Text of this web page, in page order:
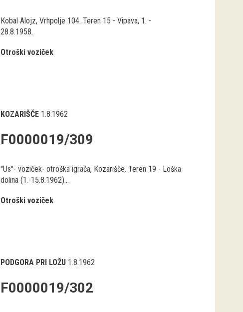
Kobal Alojz, Vrhpolje 104. Teren 15 - Vipava, 1. -
28.8.1958.
Otroški voziček
KOZARIŠČE 1.8.1962
F0000019/309
"Us"- voziček- otroška igrača, Kozarišče. Teren 19 - Loška
dolina (1.-15.8.1962)...
Otroški voziček
PODGORA PRI LOŽU 1.8.1962
F0000019/302